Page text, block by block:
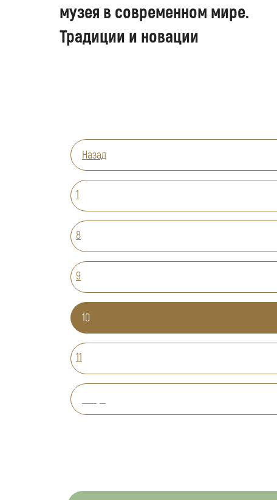
музея в современном мире.
Традиции и новации
Назад
1
8
9
10
11